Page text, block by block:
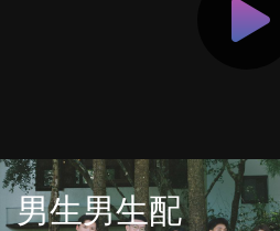
男生男生配